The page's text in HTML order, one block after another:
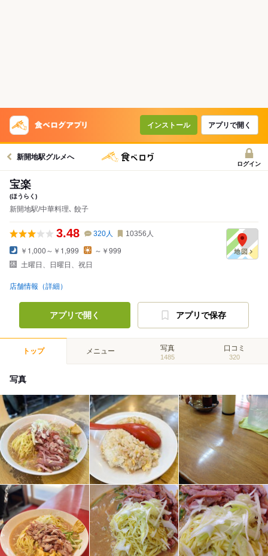
インストール アプリで開く
新開地駅グルメへ
ログイン
宝楽
(ほうらく)
新開地駅/中華料理､ 餃子
3.48 320人 10356 人
￥1,000～￥1,999
～￥999
土曜日、日曜日、祝日
店舗情報（詳細）
アプリで開く アプリで保存
トップ メニュー 写真
1485
口コミ
320
写真